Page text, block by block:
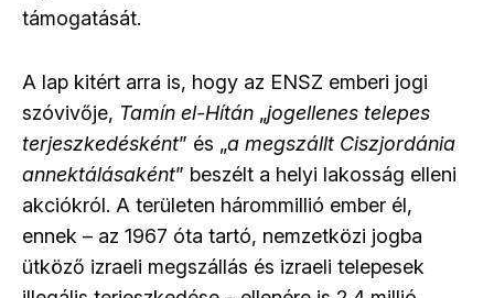
támogatását.
A lap kitért arra is, hogy az ENSZ emberi jogi
szóvivője, Tamín el-Hítán „jogellenes telepes
terjeszkedésként” és „a megszállt Ciszjordánia
annektálásaként” beszélt a helyi lakosság elleni
akciókról. A területen hárommillió ember él,
ennek – az 1967 óta tartó, nemzetközi jogba
ütköző izraeli megszállás és izraeli telepesek